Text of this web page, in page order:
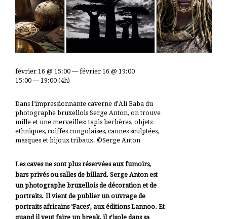
Dans l’impressionnante caverne d’Ali Baba du
photographe bruxellois Serge Anton, on trouve
mille et une merveilles: tapis berbères, objets
ethniques, coiffes congolaises, cannes sculptées,
masques et bijoux tribaux. ©Serge Anton
Les caves ne sont plus réservées aux fumoirs,
bars privés ou salles de billard. Serge Anton est
un photographe bruxellois de décoration et de
portraits. Il vient de publier un ouvrage de
portraits africains ‘Faces’, aux éditions Lannoo. Et
quand il veut faire un break, il s’isole dans sa
février 16 @ 15:00 — février 16 @ 19:00
15:00 — 19:00 (4h)